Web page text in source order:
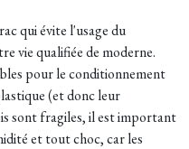
qui évite l'usage du
vie qualifiée de moderne.
pour le conditionnement
(et donc leur
sont fragiles, il est important
et tout choc, car les